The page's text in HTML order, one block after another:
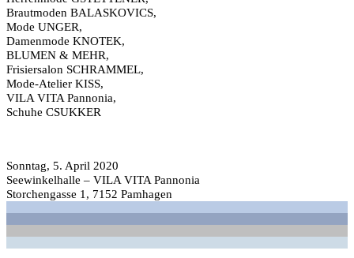
Brautmoden BALASKOVICS,
Mode UNGER,
Damenmode KNOTEK,
BLUMEN & MEHR,
Frisiersalon SCHRAMMEL,
Mode-Atelier KISS,
VILA VITA Pannonia,
Schuhe CSUKKER
Sonntag, 5. April 2020
Seewinkelhalle – VILA VITA Pannonia
Storchengasse 1, 7152 Pamhagen